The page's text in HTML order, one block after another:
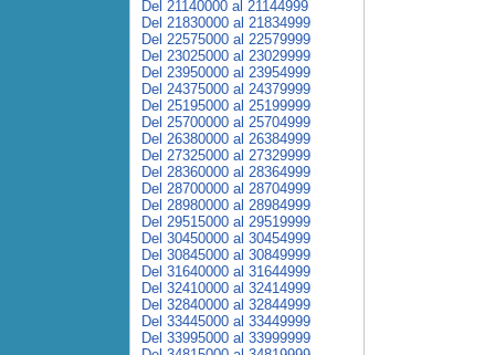
Del 21140000 al 21144999
Del 21830000 al 21834999
Del 22575000 al 22579999
Del 23025000 al 23029999
Del 23950000 al 23954999
Del 24375000 al 24379999
Del 25195000 al 25199999
Del 25700000 al 25704999
Del 26380000 al 26384999
Del 27325000 al 27329999
Del 28360000 al 28364999
Del 28700000 al 28704999
Del 28980000 al 28984999
Del 29515000 al 29519999
Del 30450000 al 30454999
Del 30845000 al 30849999
Del 31640000 al 31644999
Del 32410000 al 32414999
Del 32840000 al 32844999
Del 33445000 al 33449999
Del 33995000 al 33999999